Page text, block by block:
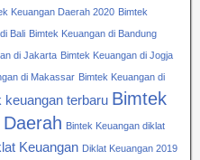
Keuangan Daerah 2020 Bimtek
Bali Bimtek Keuangan di Bandung
di Jakarta Bimtek Keuangan di Jogja
di Makassar Bimtek Keuangan di
keuangan terbaru Bimtek
Bintek Keuangan diklat
Keuangan Diklat Keuangan 2019